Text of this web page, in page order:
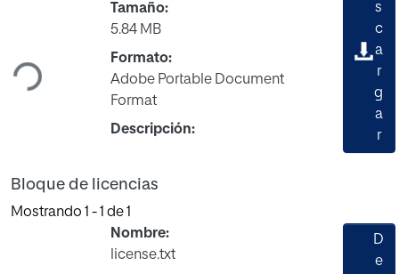
Cargando...
Tamaño:
5.84 MB
Formato:
Adobe Portable Document
Format
Descripción:
s
c
a
r
g
a
r
Bloque de licencias
Mostrando 1 - 1 de 1
Nombre:
license.txt
D
e